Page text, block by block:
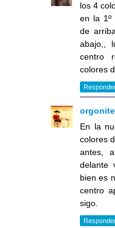
los 4
en la 1º
de
abajo,,
centro
colores
orgonite
En la
colores
antes,
delante
bien es
centro
sigo.